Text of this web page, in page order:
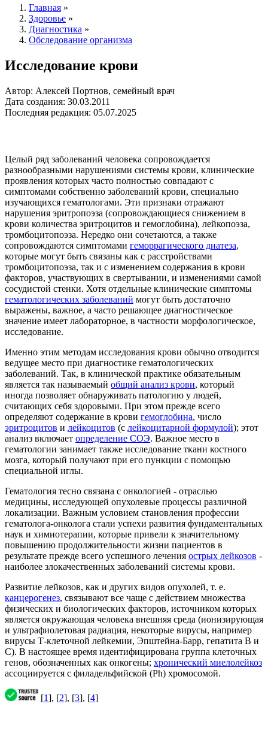
Главная »
Здоровье »
Диагностика »
Обследование организма
Исследование крови
Автор: Алексей Портнов, семейный врач
Дата создания: 30.03.2011
Последняя редакция: 05.07.2025
Целый ряд заболеваний человека сопровождается
разнообразными нарушениями системы крови, клинические
проявления которых часто полностью совпадают с
симптомами собственно заболеваний крови, специально
изучающихся гематологами. Эти признаки отражают
нарушения эритропоэза (сопровождающиеся снижением в
крови количества эритроцитов и гемоглобина), лейкопоэза,
тромбоцитопоэза. Нередко они сочетаются, а также
сопровождаются симптомами геморрагического диатеза,
которые могут быть связаны как с расстройствами
тромбоцитопоэза, так и с изменением содержания в крови
факторов, участвующих в свертывании, и изменениями самой
сосудистой стенки. Хотя отдельные клинические симптомы
гематологических заболеваний могут быть достаточно
выражены, важное, а часто решающее диагностическое
значение имеет лабораторное, в частности морфологическое,
исследование.
Именно этим методам исследования крови обычно отводится
ведущее место при диагностике гематологических
заболеваний. Так, в клинической практике обязательным
является так называемый общий анализ крови, который
иногда позволяет обнаруживать патологию у людей,
считающих себя здоровыми. При этом прежде всего
определяют содержание в крови гемоглобина, число
эритроцитов и лейкоцитов (с лейкоцитарной формулой); этот
анализ включает определение СОЭ. Важное место в
гематологии занимает также исследование ткани костного
мозга, который получают при его пункции с помощью
специальной иглы.
Гематология тесно связана с онкологией - отраслью
медицины, исследующей опухолевые процессы различной
локализации. Важным условием становления профессии
гематолога-онколога стали успехи развития фундаментальных
наук и химиотерапии, которые привели к значительному
повышению продолжительности жизни пациентов в
результате прежде всего успешного лечения острых лейкозов -
наиболее злокачественных заболеваний системы крови.
Развитие лейкозов, как и других видов опухолей, т. е.
канцерогенез, связывают все чаще с действием множества
физических и биологических факторов, источником которых
является окружающая человека внешняя среда (ионизирующая
и ультрафиолетовая радиация, некоторые вирусы, например
вирусы Т-клеточной лейкемии, Эпштейна-Барр, гепатита В и
С). В настоящее время идентифицирована группа клеточных
генов, обозначенных как онкогены; хронический миелолейкоз
ассоциируется с филадельфийской (Ph) хромосомой.
[1], [2], [3], [4]